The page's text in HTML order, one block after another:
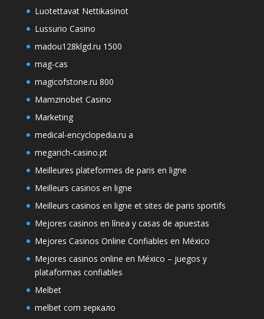
Luotettavat Nettikasinot
Lussurio Casino
madou128klgd.ru 1500
mag-cas
magicofstone.ru 800
Mamzinobet Casino
Marketing
medical-encyclopedia.ru a
megarich-casino.pt
Meilleures plateformes de paris en ligne
Meilleurs casinos en ligne
Meilleurs casinos en ligne et sites de paris sportifs
Mejores casinos en línea y casas de apuestas
Mejores Casinos Online Confiables en México
Mejores casinos online en México – juegos y
plataformas confiables
Melbet
melbet com зеркало